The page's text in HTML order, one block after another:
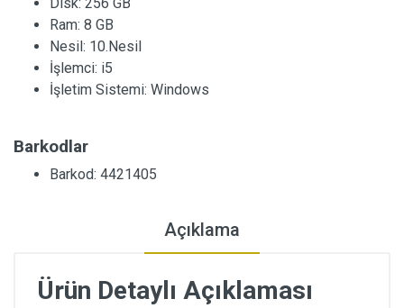
Ram: 8 GB
Nesil: 10.Nesil
İşlemci: i5
İşletim Sistemi: Windows
Barkodlar
Barkod: 4421405
Açıklama
Ürün Detaylı Açıklaması